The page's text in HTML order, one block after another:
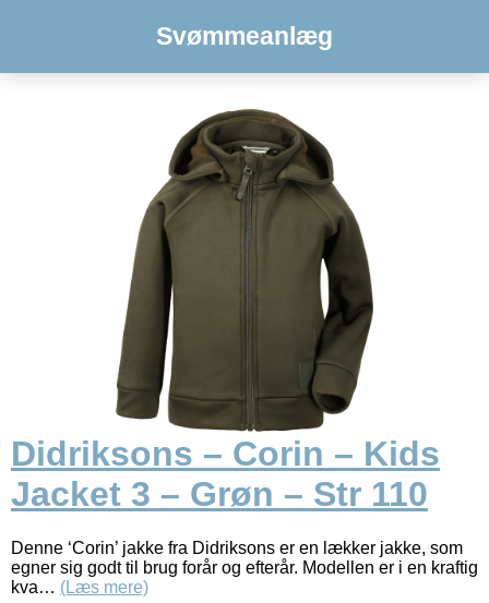
Svømmeanlæg
Didriksons – Corin – Kids
Jacket 3 – Grøn – Str 110
Denne ‘Corin’ jakke fra Didriksons er en lækker jakke, som
egner sig godt til brug forår og efterår. Modellen er i en kraftig
kva… (Læs mere)